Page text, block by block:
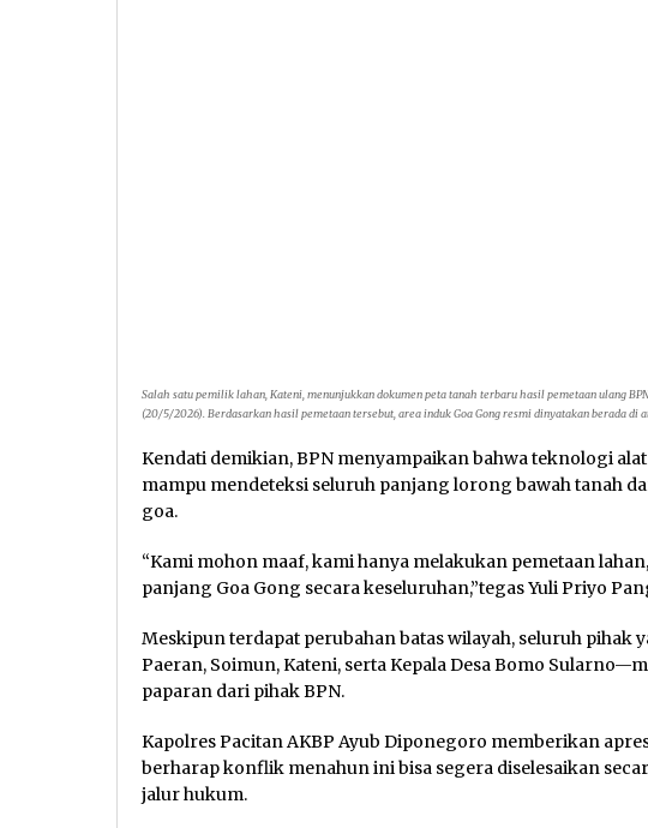
Salah satu pemilik lahan, Kateni, menunjukkan dokumen peta tanah terbaru hasil pemetaan ulang
(20/5/2026). Berdasarkan hasil pemetaan tersebut, area induk Goa Gong resmi dinyatakan berada
Kendati demikian, BPN menyampaikan bahwa teknologi
mampu mendeteksi seluruh panjang lorong bawah tanah
goa.
“Kami mohon maaf, kami hanya melakukan pemetaan
panjang Goa Gong secara keseluruhan,”tegas Yuli Priyo
Meskipun terdapat perubahan batas wilayah, seluruh
Paeran, Soimun, Kateni, serta Kepala Desa Bomo
paparan dari pihak BPN.
Kapolres Pacitan AKBP Ayub Diponegoro memberikan
berharap konflik menahun ini bisa segera diselesaikan
jalur hukum.